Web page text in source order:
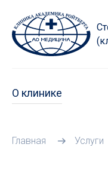
О клинике
Главная Услуги